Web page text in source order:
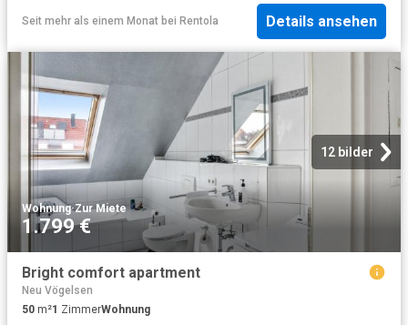
Seit mehr als einem Monat bei Rentola Details ansehen
12 bilder
Wohnung·Zur Miete
1.799 €
Bright comfort apartment
Neu Vögelsen
50 m²1 ZimmerWohnung